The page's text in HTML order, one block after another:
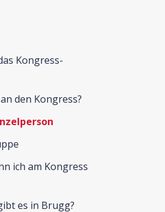
Kongress-
den Kongress?
ich am Kongress
es in Brugg?